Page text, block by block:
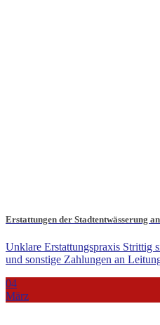
Erstattungen der Stadtentwässerung
Unklare Erstattungspraxis Strittig
und sonstige Zahlungen an
04
März